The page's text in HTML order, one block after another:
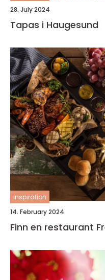
28. July 2024
Tapas i Haugesund
inspiration
14. February 2024
Finn en restaurant